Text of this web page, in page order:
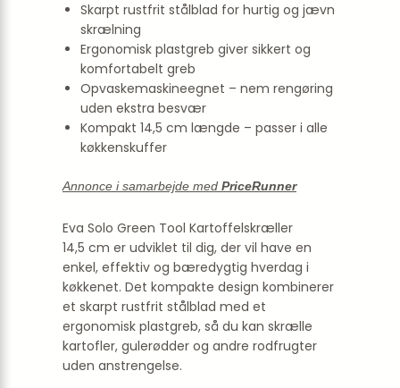
Skarpt rustfrit stålblad for hurtig og jævn
skrælning
Ergonomisk plastgreb giver sikkert og
komfortabelt greb
Opvaskemaskineegnet – nem rengøring
uden ekstra besvær
Kompakt 14,5 cm længde – passer i alle
køkkenskuffer
Annonce i samarbejde med PriceRunner
Eva Solo Green Tool Kartoffelskræller
14,5 cm er udviklet til dig, der vil have en
enkel, effektiv og bæredygtig hverdag i
køkkenet. Det kompakte design kombinerer
et skarpt rustfrit stålblad med et
ergonomisk plastgreb, så du kan skrælle
kartofler, gulerødder og andre rodfrugter
uden anstrengelse.